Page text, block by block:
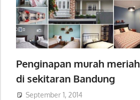
Penginapan murah meriah
di sekitaran Bandung
September 1, 2014